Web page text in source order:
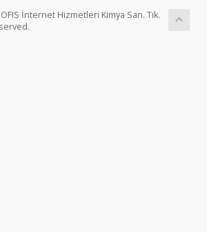
İnternet Hizmetleri Kimya San. Tik.